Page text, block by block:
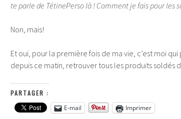
te parle de TétinePerso là ! Comment je fais pour les
Non, mais!
Et oui, pour la première fois de ma vie, c’est moi
depuis ce matin, retrouver tous les produits soldés
PARTAGER :
E-mail
Imprimer